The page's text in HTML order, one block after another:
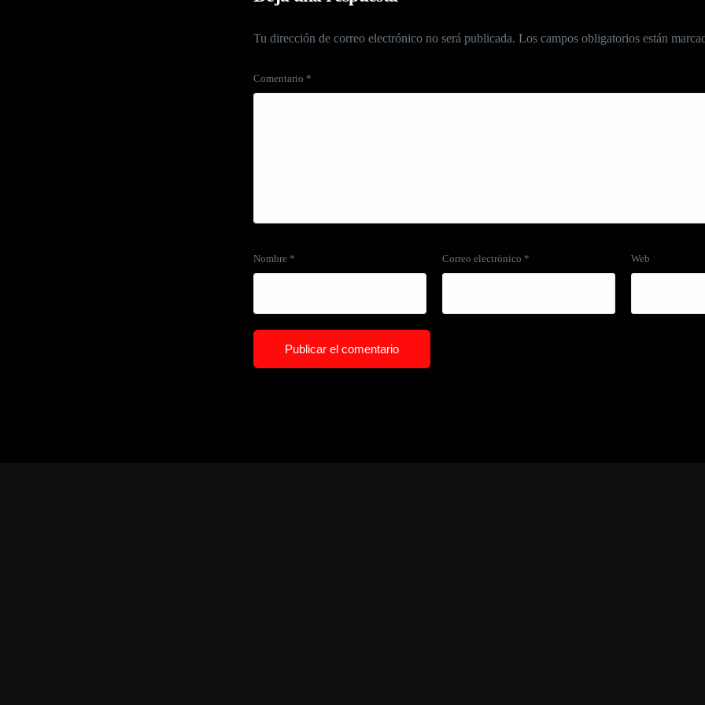
Tu dirección de correo electrónico no será publicada. Los campos obligatorios están
Comentario *
Nombre * Correo electrónico * Web